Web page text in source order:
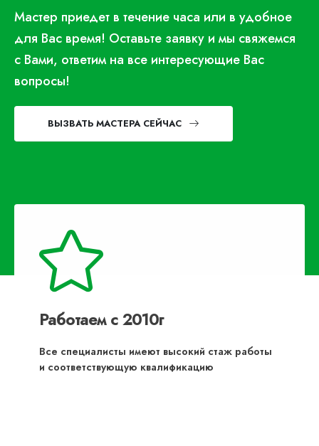
Мастер приедет в течение часа или в удобное
для Вас время! Оставьте заявку и мы свяжемся
с Вами, ответим на все интересующие Вас
вопросы!
ВЫЗВАТЬ МАСТЕРА СЕЙЧАС
Работаем с 2010г
Все специалисты имеют высокий стаж работы
и соответствующую квалификацию